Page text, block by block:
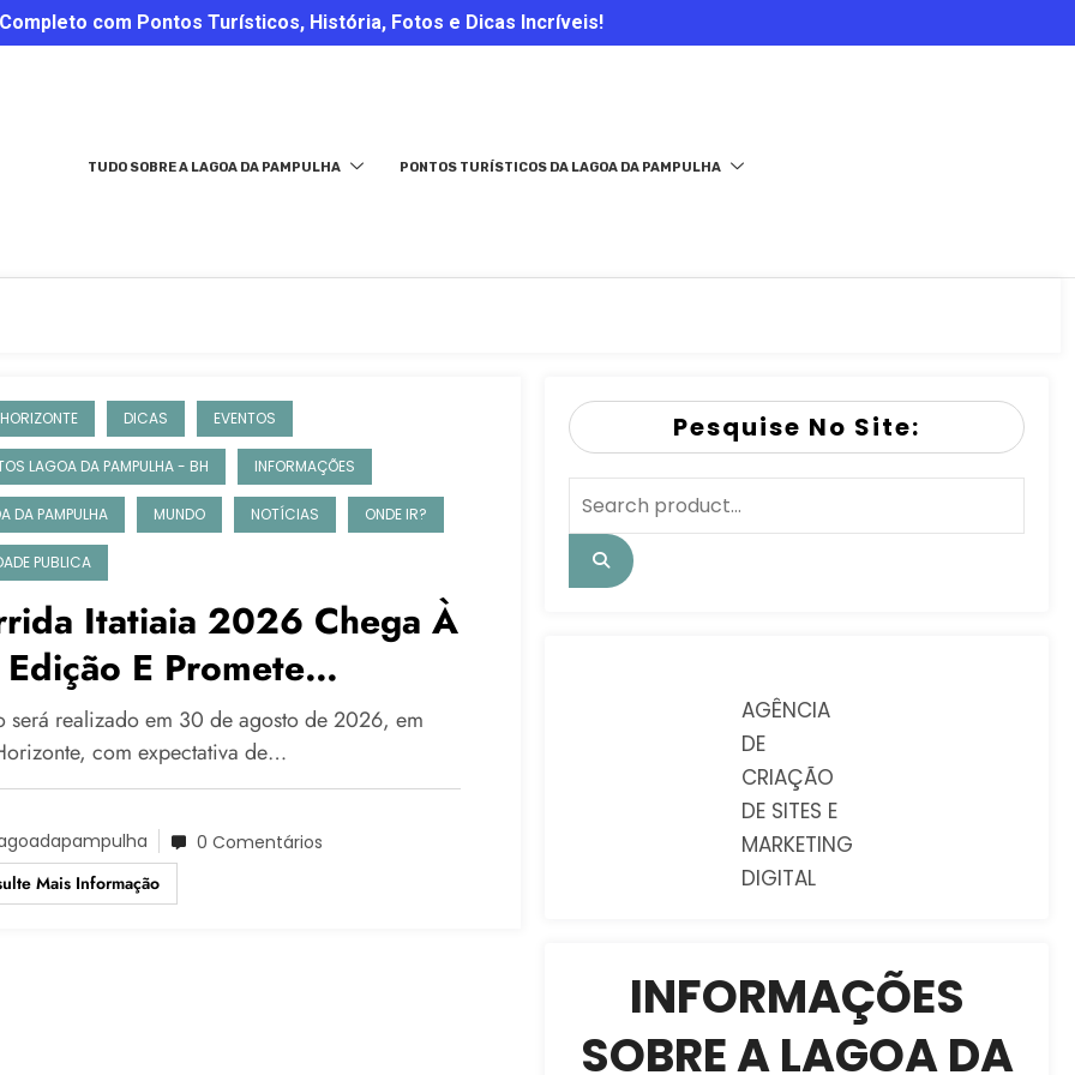
Completo com Pontos Turísticos, História, Fotos e Dicas Incríveis!
TUDO SOBRE A LAGOA DA PAMPULHA PONTOS TURÍSTICOS DA LAGOA DA PAMPULHA
DICAS EVENTOS
LAGOA DA PAMPULHA - BH INFORMAÇÕES
DA PAMPULHA MUNDO NOTÍCIAS ONDE IR?
PUBLICA
Itatiaia 2026 Chega À
Edição E Promete
A Nova Praça Da
será realizado em 30 de agosto de 2026, em
com expectativa de…
0 Comentários
Mais Informação
Pesquise No Site:
AGÊNCIA
DE
CRIAÇÃO
DE SITES E
MARKETING
DIGITAL
INFORMAÇÕES
SOBRE A LAGOA DA